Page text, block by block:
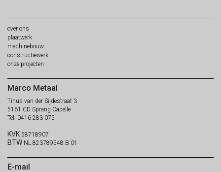
over ons
plaatwerk
machinebouw
constructiewerk
onze projecten
Marco Metaal
Tinus van der Sijdestraat 3
5161 CD Sprang-Capelle
Tel: 0416 283 075
KVK 58718907
BTW NL 823789548 B 01
E-mail